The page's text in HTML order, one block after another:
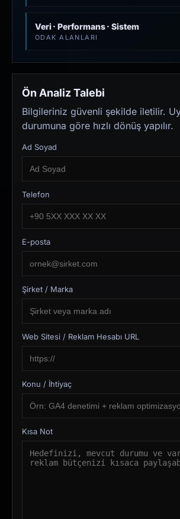
Veri · Performans · Sistem
ODAK ALANLARI
Ön Analiz Talebi
Bilgileriniz güvenli şekilde iletilir.
durumuna göre hızlı dönüş yapılır.
Ad Soyad
Telefon
E-posta
Şirket / Marka
Web Sitesi / Reklam Hesabı URL
Konu / İhtiyaç
Kısa Not